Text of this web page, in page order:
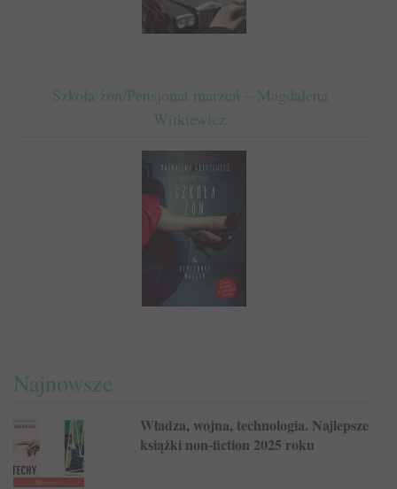
Szkoła żon/Pensjonat marzeń – Magdalena
Witkiewicz
Najnowsze
Władza, wojna, technologia. Najlepsze
książki non-fiction 2025 roku